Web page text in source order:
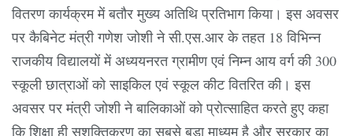
वितरण कार्यक्रम में बतौर मुख्य अतिथि प्रतिभाग किया। इस अवसर
पर कैबिनेट मंत्री गणेश जोशी ने सी.एस.आर के तहत 18 विभिन्न
राजकीय विद्यालयों में अध्ययनरत ग्रामीण एवं निम्न आय वर्ग की 300
स्कूली छात्राओं को साइकिल एवं स्कूल कीट वितरित की। इस
अवसर पर मंत्री जोशी ने बालिकाओं को प्रोत्साहित करते हुए कहा
कि शिक्षा ही सशक्तिकरण का सबसे बड़ा माध्यम है और सरकार का